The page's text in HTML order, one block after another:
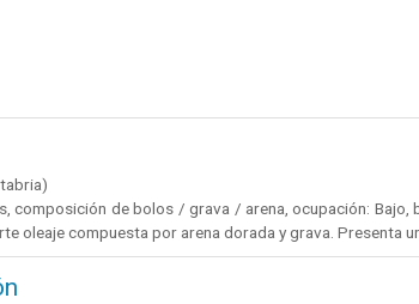
composición de bolos / grava / arena, ocupación: Bajo,
oleaje compuesta por arena dorada y grava. Presenta